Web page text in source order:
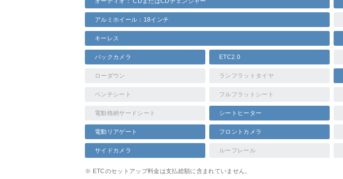
アルミホイール：18インチ
キーレス
バックカメラ ETC2.0
ローダウン ランフラットタイヤ
ベンチシート フルフラットシート
電動格納サードシート シートヒーター
電動リアゲート フロントカメラ
サイドカメラ ルーフレール
※ ETCのセットアップ料金は支払総額に含まれていません。